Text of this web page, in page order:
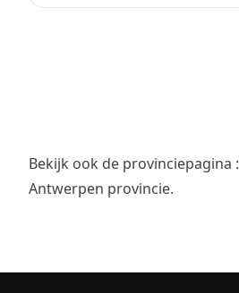
Bekijk ook de provinciepagina :
Antwerpen provincie.